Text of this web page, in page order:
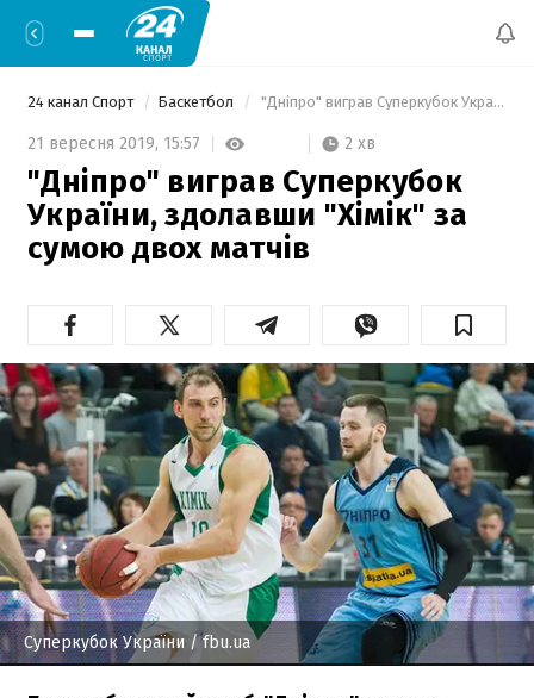
24 канал Спорт Баскетбол "Дніпро" виграв Суперкубок України, здолавши "Хімік" за сумою двох матчів
21 вересня 2019, 15:57 2 хв
"Дніпро" виграв Суперкубок
України, здолавши "Хімік" за
сумою двох матчів
Суперкубок України / fbu.ua